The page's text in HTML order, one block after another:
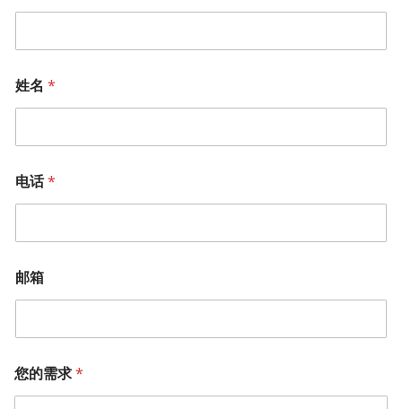
姓名 *
电话*
邮箱
您的需求*